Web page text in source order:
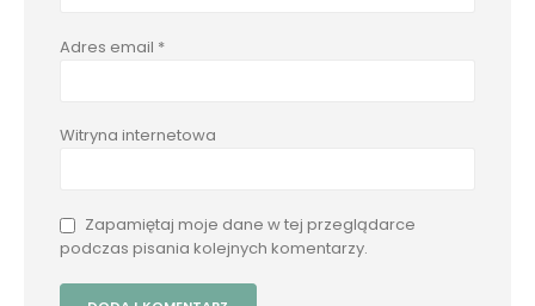
Adres email *
Witryna internetowa
Zapamiętaj moje dane w tej przeglądarce
podczas pisania kolejnych komentarzy.